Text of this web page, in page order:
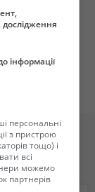
суть теми,
Всім
AI
інформації
персональні
з пристрою
тощо) і
всі
можемо
партнерів